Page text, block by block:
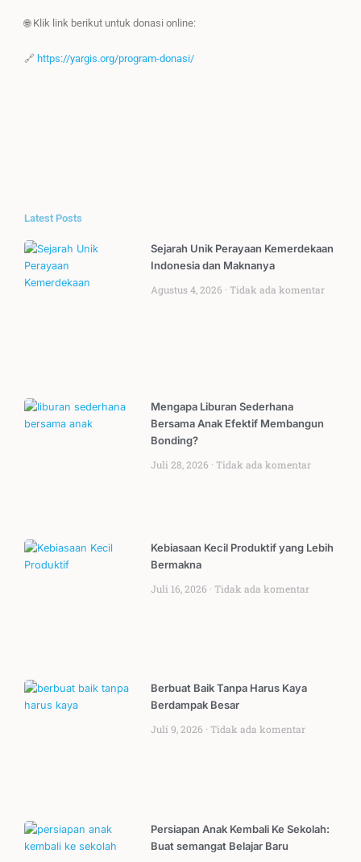
🌐 Klik link berikut untuk donasi online:
🔗 https://yargis.org/program-donasi/
Latest Posts
Sejarah Unik Perayaan Kemerdekaan
Indonesia dan Maknanya
Agustus 4, 2026
Tidak ada komentar
Mengapa Liburan Sederhana
Bersama Anak Efektif Membangun
Bonding?
Juli 28, 2026
Tidak ada komentar
Kebiasaan Kecil Produktif yang Lebih
Bermakna
Juli 16, 2026
Tidak ada komentar
Berbuat Baik Tanpa Harus Kaya
Berdampak Besar
Juli 9, 2026
Tidak ada komentar
Persiapan Anak Kembali Ke Sekolah:
Buat semangat Belajar Baru